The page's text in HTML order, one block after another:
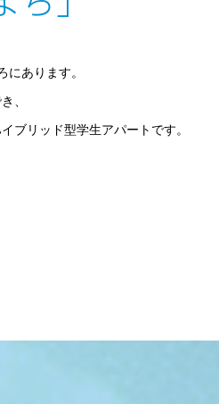
あります。
、
ブリッド型学生アパートです。